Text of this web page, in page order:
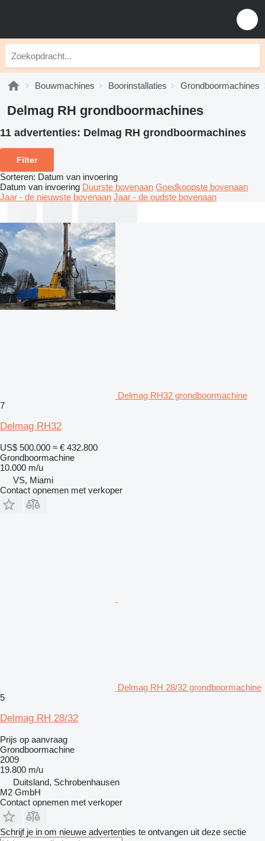
Bouwmachines Boorinstallaties Grondboormachines
Delmag RH grondboormachines
11 advertenties: Delmag RH grondboormachines
Filter
Sorteren: Datum van invoering
Datum van invoering Duurste bovenaan Goedkoopste bovenaan
Jaar - de nieuwste bovenaan Jaar - de oudste bovenaan
Delmag RH32 grondboormachine
7
Delmag RH32
US$ 500.000 ≈ € 432.800
Grondboormachine
10.000 m/u
VS, Miami
Contact opnemen met verkoper
Delmag RH 28/32 grondboormachine
5
Delmag RH 28/32
Prijs op aanvraag
Grondboormachine
2009
19.800 m/u
Duitsland, Schrobenhausen
M2 GmbH
Contact opnemen met verkoper
Schrijf je in om nieuwe advertenties te ontvangen uit deze sectie